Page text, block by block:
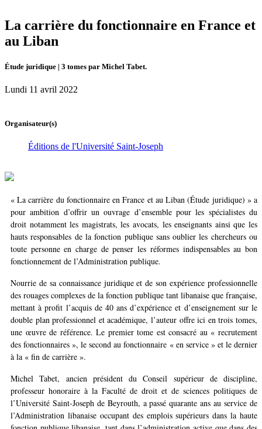
La carrière du fonctionnaire en France et
au Liban
Étude juridique | 3 tomes par Michel Tabet.
Lundi 11 avril 2022
Organisateur(s)
Éditions de l'Université Saint-Joseph
« La carrière du fonctionnaire en France et au Liban (Étude juridique) » a
pour ambition d’offrir un ouvrage d’ensemble pour les spécialistes du
droit notamment les magistrats, les avocats, les enseignants ainsi que les
hauts responsables de la fonction publique sans oublier les chercheurs ou
toute personne en charge de penser les réformes indispensables au bon
fonctionnement de l’Administration publique.
Nourrie de sa connaissance juridique et de son expérience professionnelle
des rouages complexes de la fonction publique tant libanaise que française,
mettant à profit l’acquis de 40 ans d’expérience et d’enseignement sur le
double plan professionnel et académique, l’auteur offre ici en trois tomes,
une œuvre de référence. Le premier tome est consacré au « recrutement
des fonctionnaires », le second au fonctionnaire « en service » et le dernier
à la « fin de carrière ».
Michel Tabet, ancien président du Conseil supérieur de discipline,
professeur honoraire à la Faculté de droit et de sciences politiques de
l’Université Saint-Joseph de Beyrouth, a passé quarante ans au service de
l’Administration libanaise occupant des emplois supérieurs dans la haute